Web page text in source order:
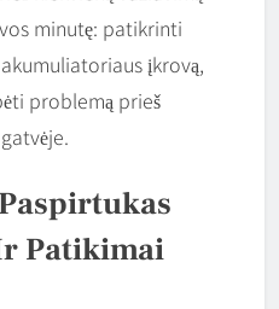
minutę: patikrinti
įkrovą,
problemą prieš
Patikimai